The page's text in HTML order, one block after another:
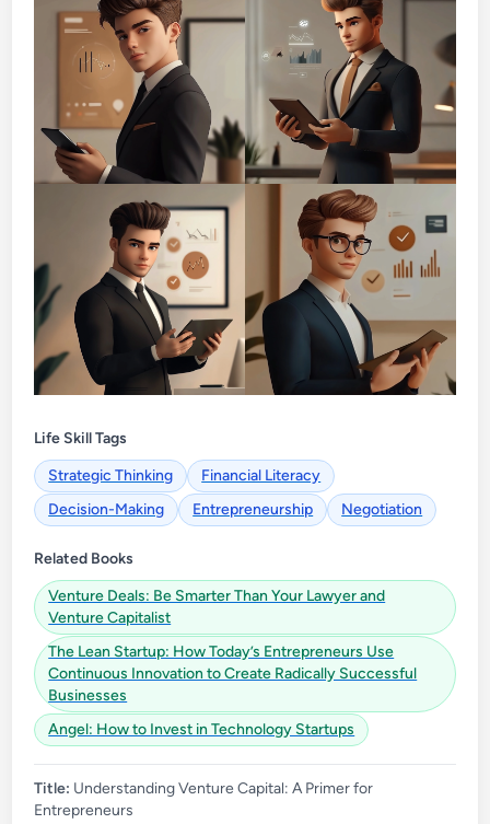
Life Skill Tags
Strategic Thinking
Financial Literacy
Decision-Making
Entrepreneurship Negotiation
Related Books
Venture Deals: Be Smarter Than Your Lawyer and
Venture Capitalist
The Lean Startup: How Today’s Entrepreneurs Use
Continuous Innovation to Create Radically Successful
Businesses
Angel: How to Invest in Technology Startups
Title: Understanding Venture Capital: A Primer for
Entrepreneurs